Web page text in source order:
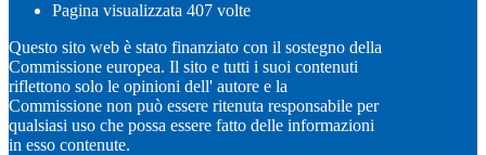
Pagina visualizzata 407 volte
Questo sito web è stato finanziato con il sostegno della
Commissione europea. Il sito e tutti i suoi contenuti
riflettono solo le opinioni dell' autore e la
Commissione non può essere ritenuta responsabile per
qualsiasi uso che possa essere fatto delle informazioni
in esso contenute.